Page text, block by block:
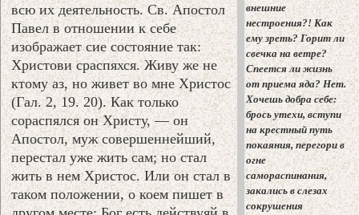
внешние
нестроения?! Как
ему зреть? Горит ли
свечка на ветре?
Спеется ли жизнь
от приема яда? Нет.
Хочешь добра себе:
брось утехи, вступи
на крестный путь
покаяния, перегори в
огне
самораспинания,
закались в слезах
сокрушения
всю их деятельность. Св. Апостол
Павел в отношении к себе
изображает сие состояние так:
Христови сраспяхся. Живу же не
ктому аз, но живет во мне Христос
(Гал. 2, 19. 20). Как только
сораспялся он Христу, — он
Апостол, муж совершеннейший,
перестал уже жить сам; но стал
жить в нем Христос. Или он стал в
таком положении, о коем пишет в